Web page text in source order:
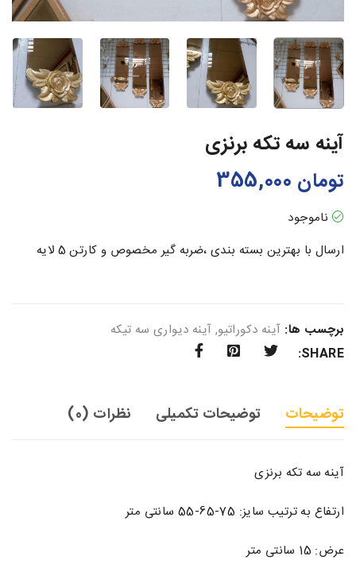
آینه سه تکه برنزی
تومان
ناموجود
ارسال با بهترین بسته بندی ،ضربه گیر مخصوص و کارتن 5 لایه
برچسب ها: آینه دکوراتیو, آینه دیواری سه تیکه
SHARE:
توضیحات توضیحات تکمیلی نظرات (0)
آینه سه تکه برنزی
ارتفاع به ترتیب سایز: 75-65-55 سانتی متر
عرض: 15 سانتی متر